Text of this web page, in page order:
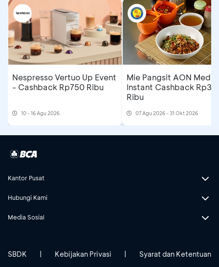
Nespresso Vertuo Up Event
- Cashback Rp750 Ribu
10 - 16 Agu 2026
Mie Pangsit AON
Instant Cashback Rp35
Ribu
07 Agu 2026 - 31 Okt 2026
Kantor Pusat
Hubungi Kami
Media Sosial
SBDK Kebijakan Privasi Syarat dan Ketentuan